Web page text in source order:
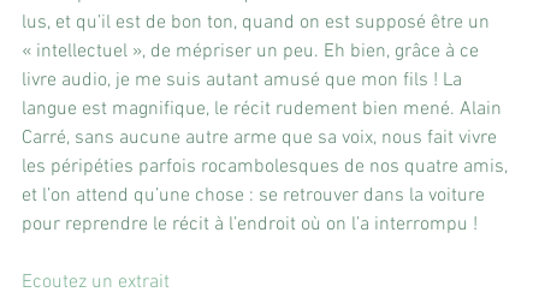
lus, et qu’il est de bon ton, quand on est supposé être un
« intellectuel », de mépriser un peu. Eh bien, grâce à ce
livre audio, je me suis autant amusé que mon fils ! La
langue est magnifique, le récit rudement bien mené. Alain
Carré, sans aucune autre arme que sa voix, nous fait vivre
les péripéties parfois rocambolesques de nos quatre amis,
et l’on attend qu’une chose : se retrouver dans la voiture
pour reprendre le récit à l’endroit où on l’a interrompu !
Ecoutez un extrait